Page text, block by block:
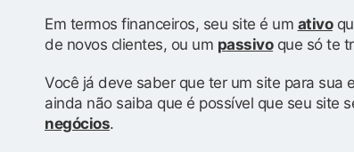
Em termos financeiros, seu site é um ativo
de novos clientes, ou um passivoque só te
Você já deve saber que ter um site para sua
ainda não saiba que é possível que seu site
negócios.